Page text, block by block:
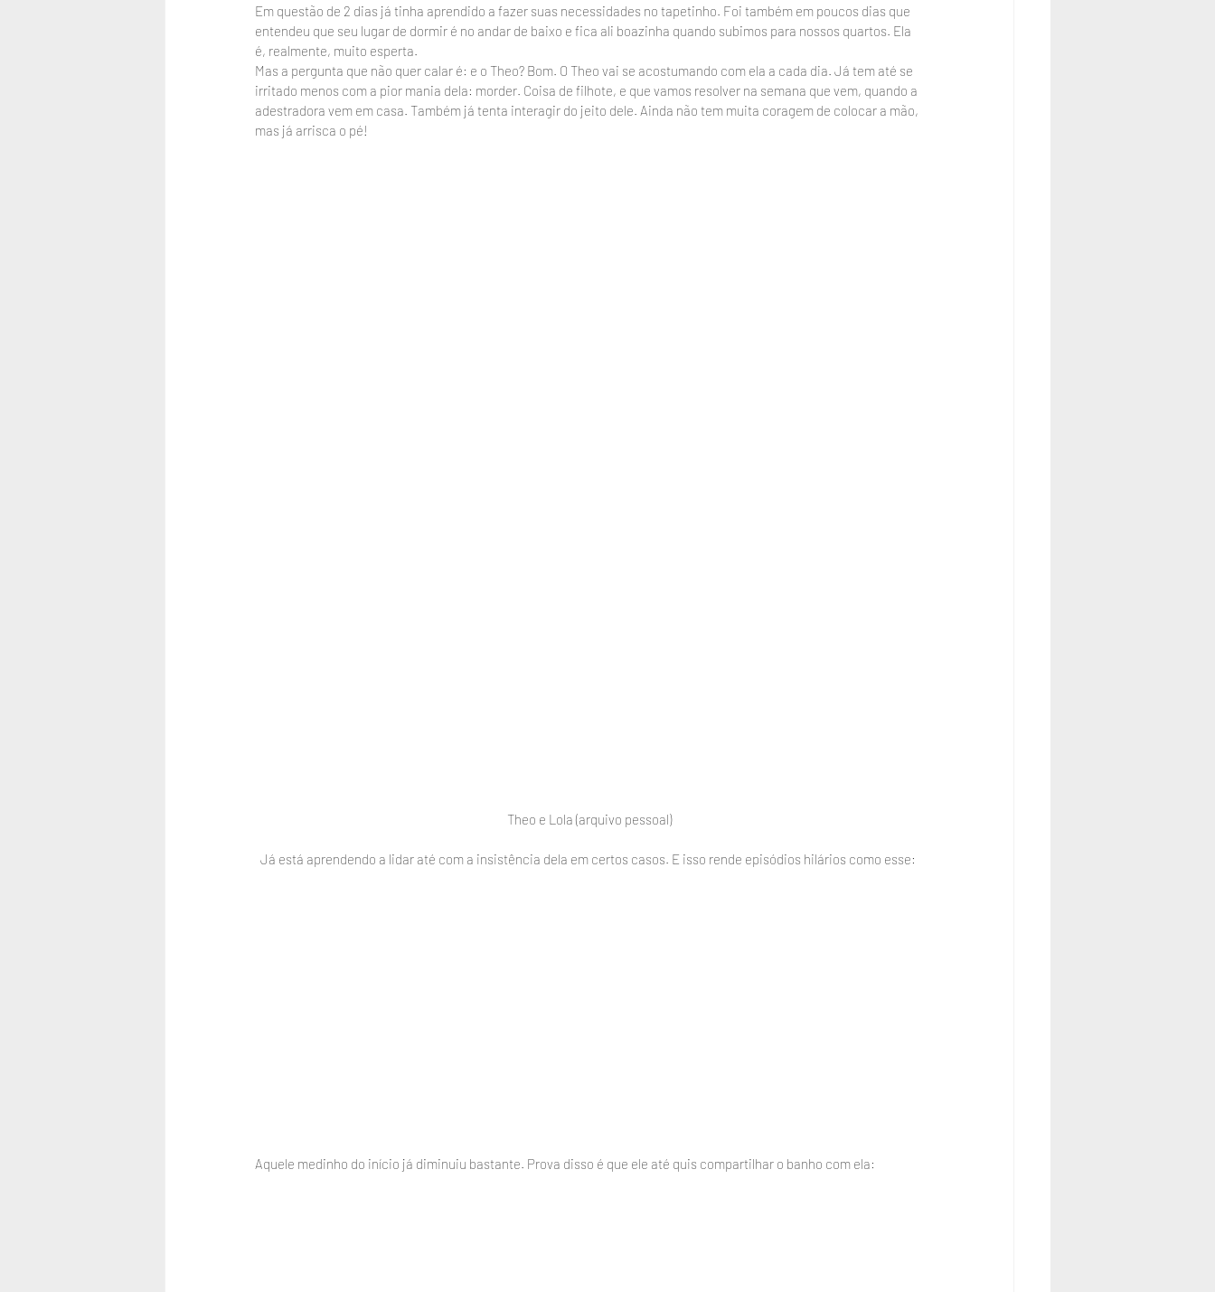
Em questão de 2 dias já tinha aprendido a fazer suas necessidades no tapetinho. Foi também em poucos dias que
entendeu que seu lugar de dormir é no andar de baixo e fica ali boazinha quando subimos para nossos quartos. Ela
é, realmente, muito esperta.
Mas a pergunta que não quer calar é: e o Theo? Bom. O Theo vai se acostumando com ela a cada dia. Já tem até se
irritado menos com a pior mania dela: morder. Coisa de filhote, e que vamos resolver na semana que vem, quando a
adestradora vem em casa. Também já tenta interagir do jeito dele. Ainda não tem muita coragem de colocar a mão,
mas já arrisca o pé!
Theo e Lola (arquivo pessoal)
Já está aprendendo a lidar até com a insistência dela em certos casos. E isso rende episódios hilários como esse:
Aquele medinho do início já diminuiu bastante. Prova disso é que ele até quis compartilhar o banho com ela: